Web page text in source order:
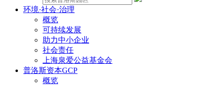
环境·社会·治理
概览
可持续发展
助力中小企业
社会责任
上海泉爱公益基金会
普洛斯资本GCP
概览